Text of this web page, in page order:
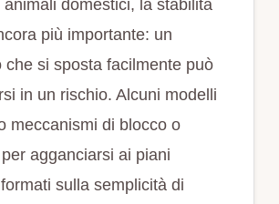
animali domestici, la stabilità
più importante: un
che si sposta facilmente può
in un rischio. Alcuni modelli
meccanismi di blocco o
agganciarsi ai piani
sulla semplicità di